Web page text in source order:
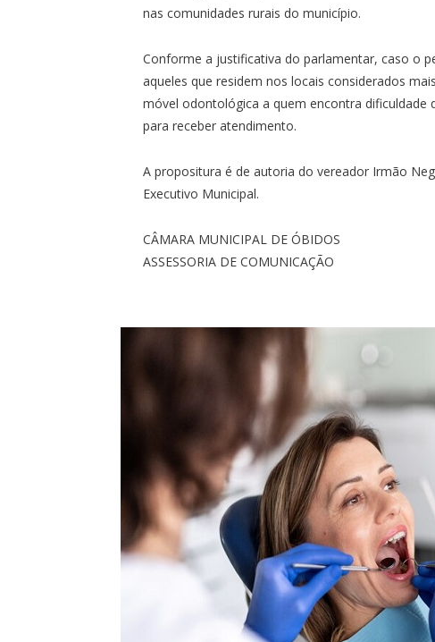
nas comunidades rurais do município.
Conforme a justificativa do parlamentar, caso o
aqueles que residem nos locais considerados
móvel odontológica a quem encontra dificuldade
para receber atendimento.
A propositura é de autoria do vereador Irmão
Executivo Municipal.
CÂMARA MUNICIPAL DE ÓBIDOS
ASSESSORIA DE COMUNICAÇÃO